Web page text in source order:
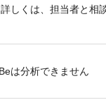
しくは、担当者と相
は分析できません